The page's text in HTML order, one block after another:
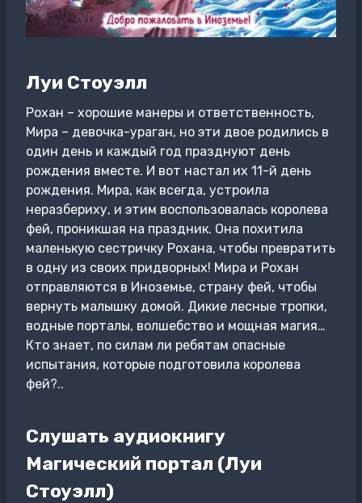
Луи Стоуэлл
Рохан – хорошие манеры и ответственность,
Мира – девочка-ураган, но эти двое родились в
один день и каждый год празднуют день
рождения вместе. И вот настал их 11-й день
рождения. Мира, как всегда, устроила
неразбериху, и этим воспользовалась королева
фей, проникшая на праздник. Она похитила
маленькую сестричку Рохана, чтобы превратить
в одну из своих придворных! Мира и Рохан
отправляются в Иноземье, страну фей, чтобы
вернуть малышку домой. Дикие лесные тропки,
водные порталы, волшебство и мощная магия…
Кто знает, по силам ли ребятам опасные
испытания, которые подготовила королева
фей?..
Слушать аудиокнигу
Магический портал (Луи
Стоуэлл)